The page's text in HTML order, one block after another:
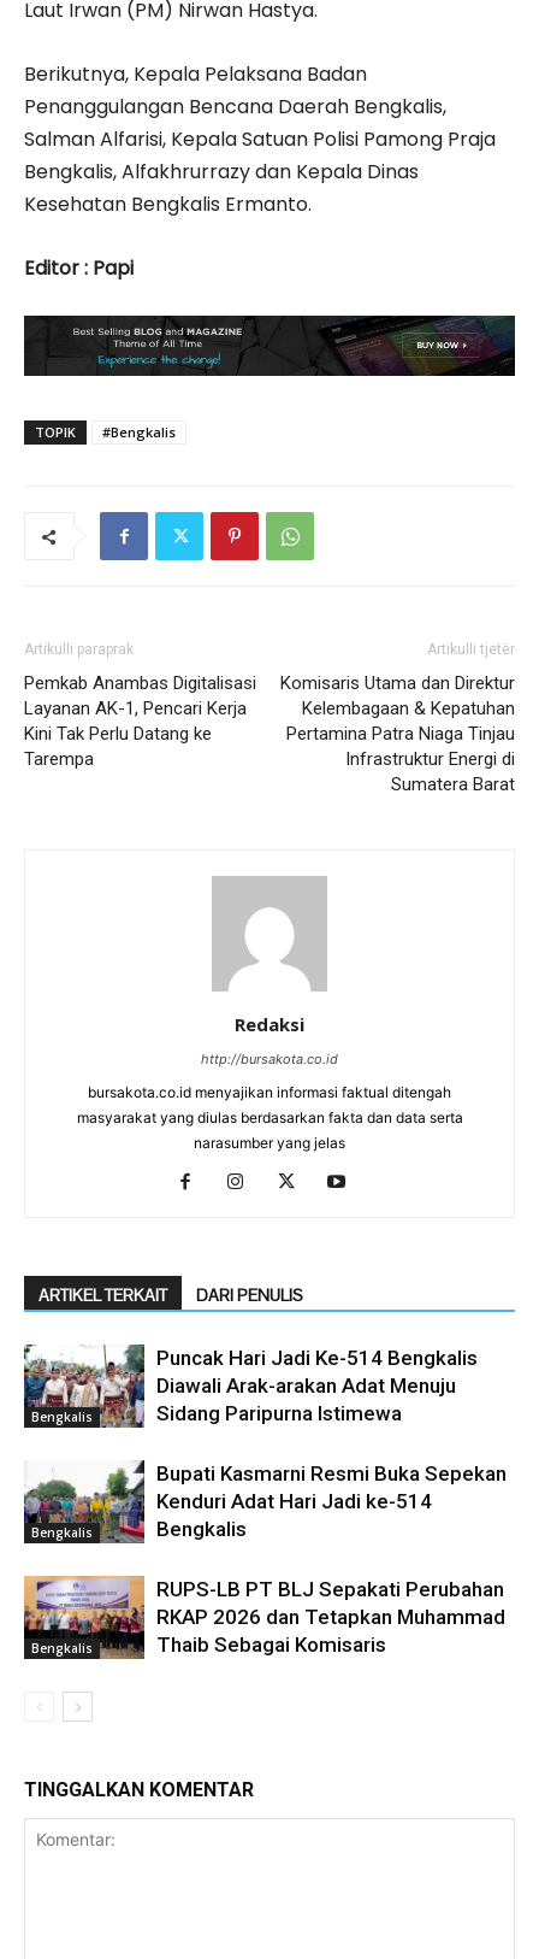
Laut Irwan (PM) Nirwan Hastya.
Berikutnya, Kepala Pelaksana Badan
Penanggulangan Bencana Daerah Bengkalis,
Salman Alfarisi, Kepala Satuan Polisi Pamong Praja
Bengkalis, Alfakhrurrazy dan Kepala Dinas
Kesehatan Bengkalis Ermanto.
Editor : Papi
TOPIK #Bengkalis
Artikulli paraprak
Pemkab Anambas Digitalisasi
Layanan AK-1, Pencari Kerja
Kini Tak Perlu Datang ke
Tarempa
Artikulli tjetër
Komisaris Utama dan Direktur
Kelembagaan & Kepatuhan
Pertamina Patra Niaga Tinjau
Infrastruktur Energi di
Sumatera Barat
Redaksi
http://bursakota.co.id
bursakota.co.id menyajikan informasi faktual ditengah
masyarakat yang diulas berdasarkan fakta dan data serta
narasumber yang jelas
ARTIKEL TERKAIT DARI PENULIS
Bengkalis
Puncak Hari Jadi Ke-514 Bengkalis
Diawali Arak-arakan Adat Menuju
Sidang Paripurna Istimewa
Bengkalis
Bupati Kasmarni Resmi Buka Sepekan
Kenduri Adat Hari Jadi ke-514
Bengkalis
Bengkalis
RUPS-LB PT BLJ Sepakati Perubahan
RKAP 2026 dan Tetapkan Muhammad
Thaib Sebagai Komisaris
TINGGALKAN KOMENTAR